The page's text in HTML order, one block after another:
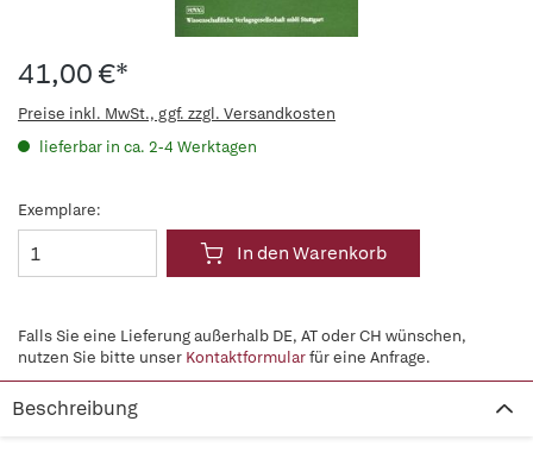
41,00 €*
Preise inkl. MwSt., ggf. zzgl. Versandkosten
lieferbar in ca. 2-4 Werktagen
Exemplare:
In den Warenkorb
Falls Sie eine Lieferung außerhalb DE, AT oder CH wünschen,
nutzen Sie bitte unser Kontaktformularfür eine Anfrage.
Beschreibung